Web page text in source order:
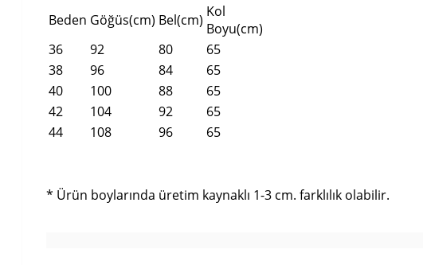
Beden Göğüs(cm) Bel(cm) Kol
Boyu(cm)
36
92 80
65
38
96 84
65
40
100 88
65
42
104 92
65
44
108 96 65
* Ürün boylarında üretim kaynaklı 1-3 cm. farklılık olabilir.